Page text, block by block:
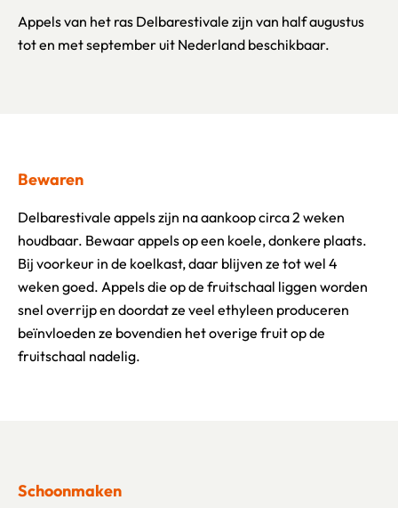
Appels van het ras Delbarestivale zijn van half augustus
tot en met september uit Nederland beschikbaar.
Bewaren
Delbarestivale appels zijn na aankoop circa 2 weken
houdbaar. Bewaar appels op een koele, donkere plaats.
Bij voorkeur in de koelkast, daar blijven ze tot wel 4
weken goed. Appels die op de fruitschaal liggen worden
snel overrijp en doordat ze veel ethyleen produceren
beïnvloeden ze bovendien het overige fruit op de
fruitschaal nadelig.
Schoonmaken